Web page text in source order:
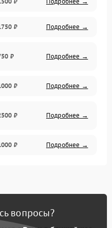
₽ Подробнее →
₽ Подробнее →
₽ Подробнее →
₽ Подробнее →
₽ Подробнее →
Подробнее →
вопросы?